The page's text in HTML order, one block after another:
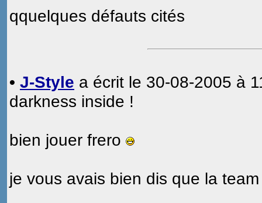
qquelques défauts cités
• J-Style a écrit le 30-08-2005 à
darkness inside !
bien jouer frero
je vous avais bien dis que la